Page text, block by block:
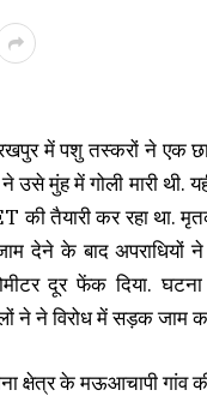
में पशु तस्करों ने एक
उसे मुंह में गोली मारी थी.
की तैयारी कर रहा था.
देने के बाद
दूर फेंक दिया.
ने ने विरोध में सड़क जाम
क्षेत्र के मऊआचापी गांव